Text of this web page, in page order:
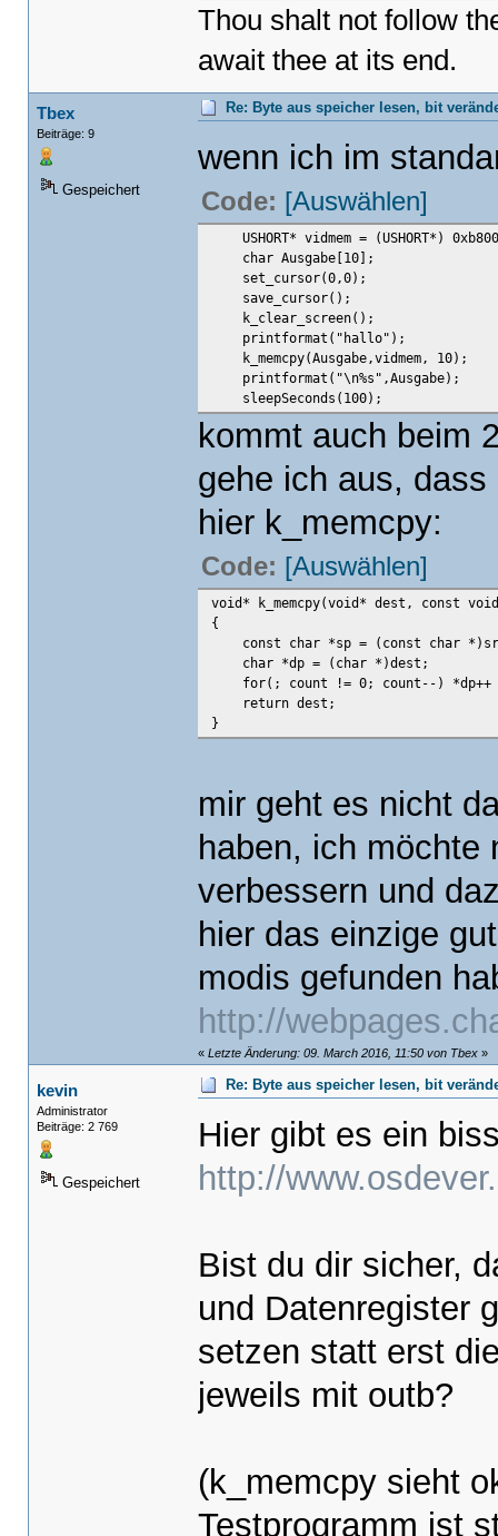
Thou shalt not follow
await thee at its end.
Tbex
Beiträge: 9
Gespeichert
Re: Byte aus speicher lesen, bit
wenn ich im
Code: [Auswählen]
USHORT* vidmem = (USHORT*)
char Ausgabe[10];
set_cursor(0,0);
save_cursor();
k_clear_screen();
printformat("hallo");
k_memcpy(Ausgabe,vidmem, 10);
printformat("\n%s",Ausgabe);
sleepSeconds(100);
kommt auch beim
gehe ich aus,
hier k_memcpy:
Code: [Auswählen]
void* k_memcpy(void* dest, const
{
const char *sp = (const char
char *dp = (char *)dest;
for(; count != 0; count--) *dp++
return dest;
}
mir geht es nicht
haben, ich möchte
verbessern und
hier das einzige
modis gefunden
http://
« Letzte Änderung: 09. March 2016, 11:50 von Tbex»
kevin
Administrator
Beiträge: 2 769
Gespeichert
Re: Byte aus speicher lesen, bit
Hier gibt es ein
http://
Bist du dir sicher,
und Datenregister
setzen statt erst
jeweils mit outb?
(k_memcpy sieht
Testprogramm ist